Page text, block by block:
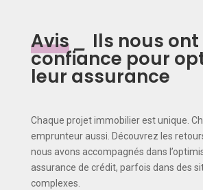
Avis _ Ils nous
confiance pour
leur assurance
Chaque projet immobilier est unique.
emprunteur aussi. Découvrez les
nous avons accompagnés dans
assurance de crédit, parfois dans des
complexes.